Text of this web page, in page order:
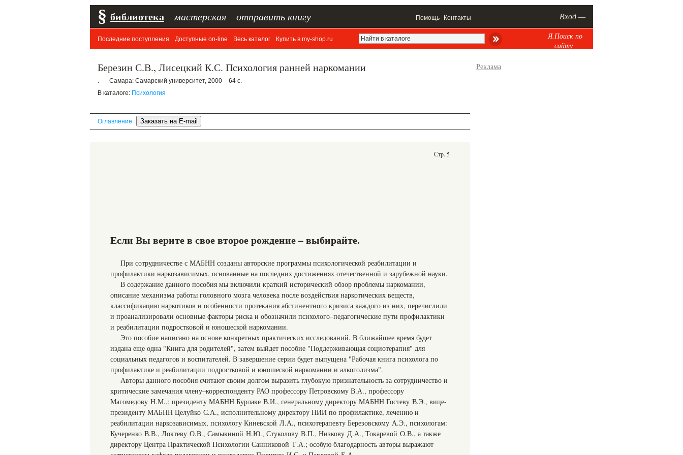
§ библиотека мастерская отправить книгу Помощь Контакты Вход —
Последние поступления Доступные on-line Весь каталог Купить в my-shop.ru
Я.Поиск по
сайту
Березин С.В., Лисецкий К.С. Психология ранней наркомании
. –– Самара: Самарский университет, 2000 – 64 с.
В каталоге: Психология
Оглавление
Стр. 5
Если Вы верите в свое второе рождение – выбирайте.
При сотрудничестве с МАБНН созданы авторские программы психологической реабилитации и
профилактики наркозависимых, основанные на последних достижениях отечественной и зарубежной науки.
В содержание данного пособия мы включили краткий исторический обзор проблемы наркомании,
описание механизма работы головного мозга человека после воздействия наркотических веществ,
классификацию наркотиков и особенности протекания абстинентного кризиса каждого из них, перечислили
и проанализировали основные факторы риска и обозначили психолого–педагогические пути профилактики
и реабилитации подростковой и юношеской наркомании.
Это пособие написано на основе конкретных практических исследований. В ближайшее время будет
издана еще одна "Книга для родителей", затем выйдет пособие "Поддерживающая социотерапия" для
социальных педагогов и воспитателей. В завершение серии будет выпущена "Рабочая книга психолога по
профилактике и реабилитации подростковой и юношеской наркомании и алкоголизма".
Авторы данного пособия считают своим долгом выразить глубокую признательность за сотрудничество и
критические замечания члену–корреспонденту РАО профессору Петровскому В.А., профессору
Магомедову Н.М.,; президенту МАБНН Бурлаке В.И., генеральному директору МАБНН Гостеву В.Э., вице-
президенту МАБНН Целуйко С.А., исполнительному директору НИИ по профилактике, лечению и
реабилитации наркозависимых, психологу Киневской Л.А., психотерапевту Березовскому А.Э., психологам:
Кучеренко В.В., Локтеву О.В., Самыкиной Н.Ю., Стуколову В.П., Низкову Д.А., Токаревой О.В., а также
директору Центра Практической Психологии Санниковой Т.А.; особую благодарность авторы выражают
Реклама